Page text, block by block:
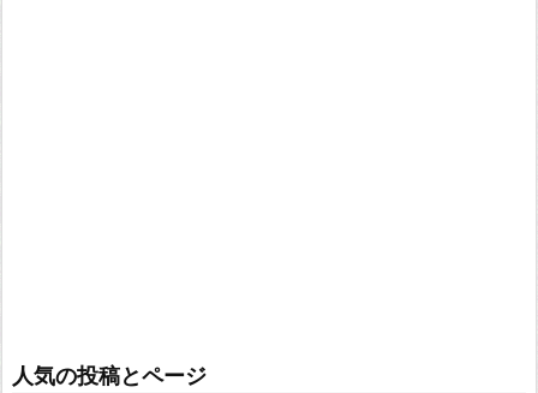
人気の投稿とページ